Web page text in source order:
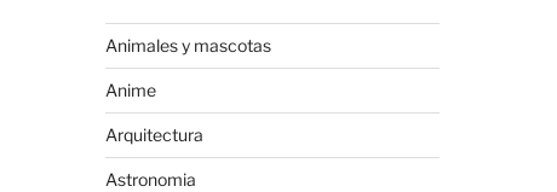
Animales y mascotas
Anime
Arquitectura
Astronomia